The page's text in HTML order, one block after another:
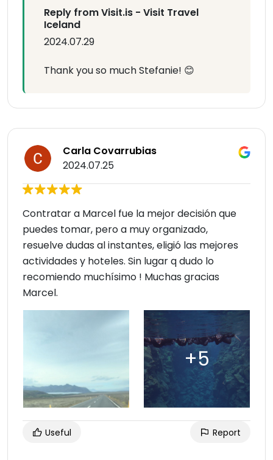
Reply from Visit.is - Visit Travel
Iceland
2024.07.29
Thank you so much Stefanie! 😊
Carla Covarrubias
2024.07.25
Contratar a Marcel fue la mejor decisión que
puedes tomar, pero a muy organizado,
resuelve dudas al instantes, eligió las mejores
actividades y hoteles. Sin lugar q dudo lo
recomiendo muchísimo ! Muchas gracias
Marcel.
Useful Report